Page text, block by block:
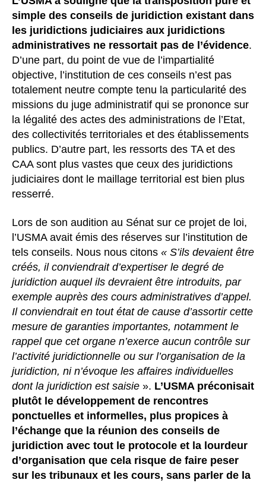
simple des conseils de juridiction existant dans
les juridictions judiciaires aux juridictions
administratives ne ressortait pas de l’évidence.
D’une part, du point de vue de l’impartialité
objective, l’institution de ces conseils n’est pas
totalement neutre compte tenu la particularité des
missions du juge administratif qui se prononce sur
la légalité des actes des administrations de l’Etat,
des collectivités territoriales et des établissements
publics. D’autre part, les ressorts des TA et des
CAA sont plus vastes que ceux des juridictions
judiciaires dont le maillage territorial est bien plus
resserré.
Lors de son audition au Sénat sur ce projet de loi,
l’USMA avait émis des réserves sur l’institution de
tels conseils. Nous nous citons « S’ils devaient être
créés, il conviendrait d’expertiser le degré de
juridiction auquel ils devraient être introduits, par
exemple auprès des cours administratives d’appel.
Il conviendrait en tout état de cause d’assortir cette
mesure de garanties importantes, notamment le
rappel que cet organe n’exerce aucun contrôle sur
l’activité juridictionnelle ou sur l’organisation de la
juridiction, ni n’évoque les affaires individuelles
dont la juridiction est saisie ». L’USMA préconisait
plutôt le développement de rencontres
ponctuelles et informelles, plus propices à
l’échange que la réunion des conseils de
juridiction avec tout le protocole et la lourdeur
d’organisation que cela risque de faire peser
sur les tribunaux et les cours, sans parler de la